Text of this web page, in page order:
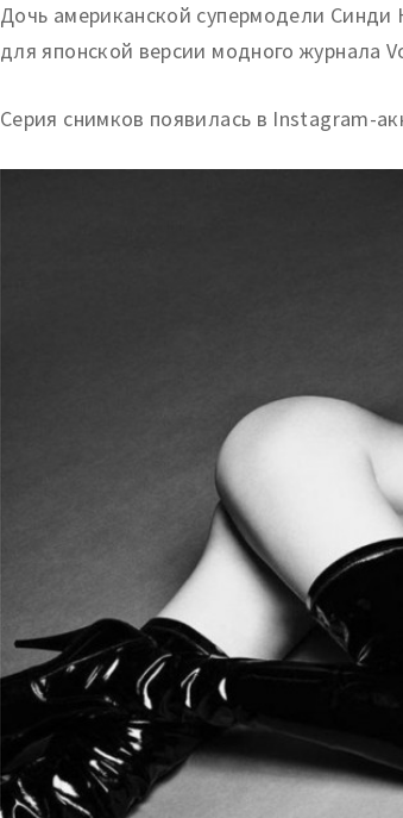
Дочь американской супермодели Синди
для японской версии модного журнала
Серия снимков появилась в Instagram-